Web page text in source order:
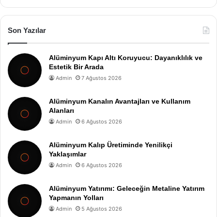
Son Yazılar
Alüminyum Kapı Altı Koruyucu: Dayanıklılık ve
Estetik Bir Arada
Admin 7 Ağustos 2026
Alüminyum Kanalın Avantajları ve Kullanım
Alanları
Admin 6 Ağustos 2026
Alüminyum Kalıp Üretiminde Yenilikçi
Yaklaşımlar
Admin 6 Ağustos 2026
Alüminyum Yatırımı: Geleceğin Metaline Yatırım
Yapmanın Yolları
Admin 5 Ağustos 2026